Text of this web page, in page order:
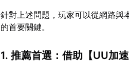
針對上述問題，玩家可以從網路與
的首要關鍵。
1. 推薦首選：借助【UU加